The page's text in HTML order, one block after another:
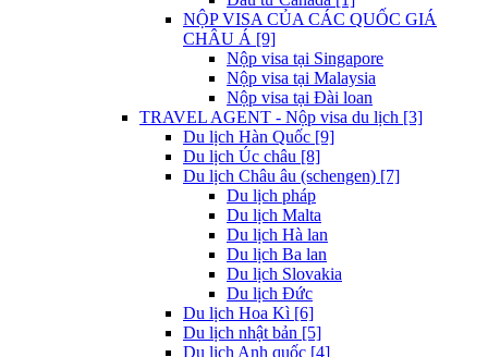
NỘP VISA CỦA CÁC QUỐC GIÁ
CHÂU Á [9]
Nộp visa tại Singapore
Nộp visa tại Malaysia
Nộp visa tại Đài loan
TRAVEL AGENT - Nộp visa du lịch [3]
Du lịch Hàn Quốc [9]
Du lịch Úc châu [8]
Du lịch Châu âu (schengen) [7]
Du lịch pháp
Du lịch Malta
Du lịch Hà lan
Du lịch Ba lan
Du lịch Slovakia
Du lịch Đức
Du lịch Hoa Kì [6]
Du lịch nhật bản [5]
Du lịch Anh quốc [4]